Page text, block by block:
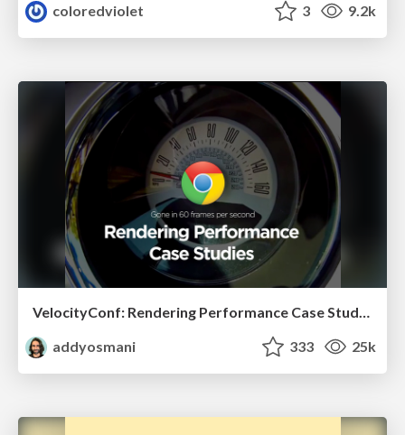
coloredviolet
3 9.2k
VelocityConf: Rendering Performance Case Studies
addyosmani
333 25k